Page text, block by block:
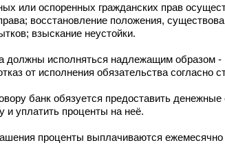
или оспоренных гражданских прав
восстановление положения,
взыскание неустойки.
должны исполняться надлежащим образом -
от исполнения обязательства согласно
банк обязуется предоставить
и уплатить проценты на неё.
проценты выплачиваются